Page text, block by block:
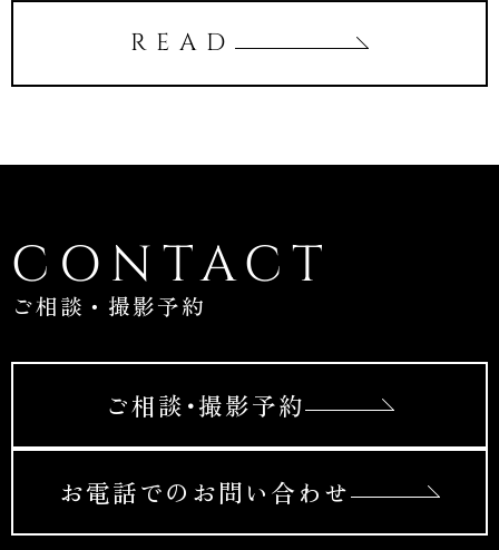
READ
CONTACT
ご相談・撮影予約
ご相談･撮影予約
お電話でのお問い合わせ